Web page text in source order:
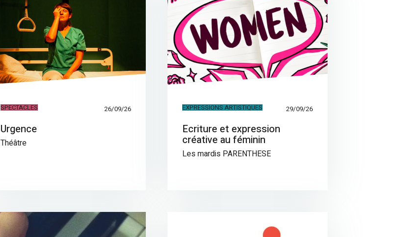
SPECTACLES 26/09/26
Urgence
Théâtre
EXPRESSIONS ARTISTIQUES 29/09/26
Ecriture et expression
créative au féminin
Les mardis PARENTHESE